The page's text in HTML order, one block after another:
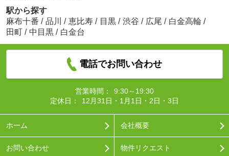
駅から探す
麻布十番 / 品川 / 恵比寿 / 目黒 / 渋谷 / 広尾 / 白金高輪 /
田町 / 中目黒 / 白金台
電話でお問い合わせ
営業時間：
9:30～19:30
定休日：
12月31日・1月1日・2日・3日
ホーム 会社概要
お問い合わせ 物件リクエスト